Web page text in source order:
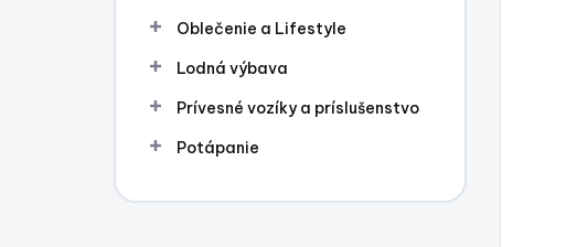
Oblečenie a Lifestyle
Lodná výbava
Prívesné vozíky a príslušenstvo
Potápanie